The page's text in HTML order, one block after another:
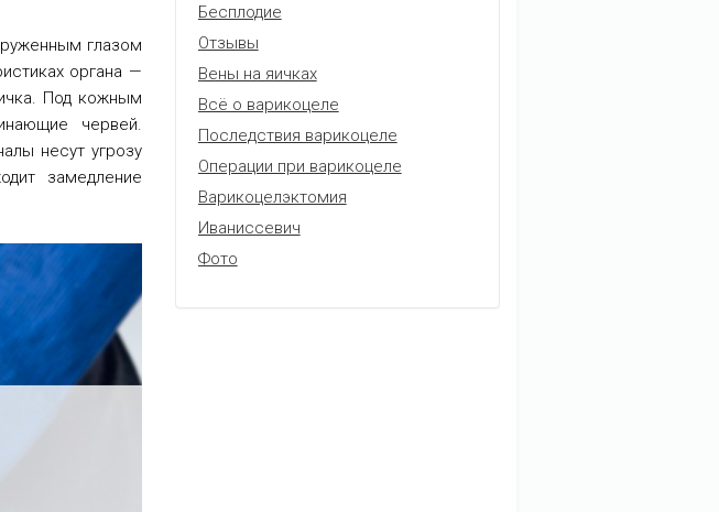
глазом
органа —
Под кожным
червей.
несут угрозу
замедление
Бесплодие
Отзывы
Вены на яичках
Всё о варикоцеле
Последствия варикоцеле
Операции при варикоцеле
Варикоцелэктомия
Иваниссевич
Фото